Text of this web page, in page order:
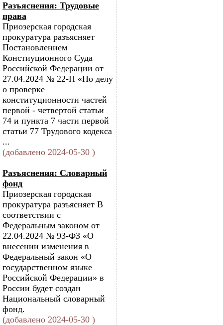
Разъяснения: Трудовые
права
Приозерская городская
прокуратура разъясняет
Постановлением
Констиуционного Суда
Российской Федерации от
27.04.2024 № 22-П «По делу
о проверке
конституционности частей
первой - четвертой статьи
74 и пункта 7 части первой
статьи 77 Трудового кодекса
...
(добавлено 2024-05-30 )
Разъяснения: Словарный
фонд
Приозерская городская
прокуратура разъясняет В
соответствии с
Федеральным законом от
22.04.2024 № 93-ФЗ «О
внесении изменения в
Федеральный закон «О
государственном языке
Российской Федерации» в
России будет создан
Национальный словарный
фонд.
(добавлено 2024-05-30 )